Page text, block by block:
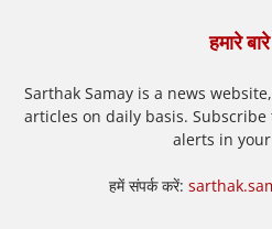
हमारे
Sarthak Samay is a news
articles on daily basis.
alerts in
हमें संपर्क करें: